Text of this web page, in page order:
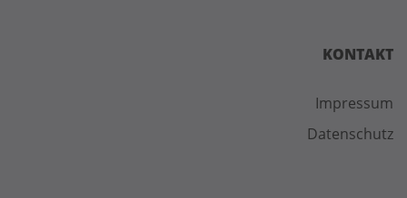
KONTAKT
Impressum
Datenschutz